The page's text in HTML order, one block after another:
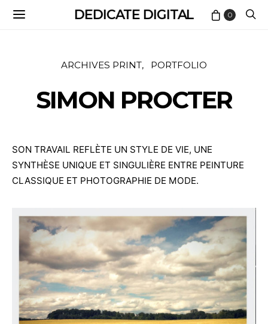
DEDICATE DIGITAL 0
ARCHIVES PRINT PORTFOLIO
SIMON PROCTER
SON TRAVAIL REFLÈTE UN STYLE DE VIE, UNE
SYNTHÈSE UNIQUE ET SINGULIÈRE ENTRE PEINTURE
CLASSIQUE ET PHOTOGRAPHIE DE MODE.